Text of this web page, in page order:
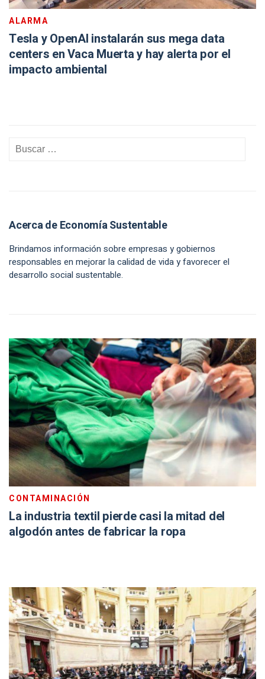
ALARMA
Tesla y OpenAI instalarán sus mega data
centers en Vaca Muerta y hay alerta por el
impacto ambiental
Acerca de Economía Sustentable
Brindamos información sobre empresas y gobiernos
responsables en mejorar la calidad de vida y favorecer el
desarrollo social sustentable.
CONTAMINACIÓN
La industria textil pierde casi la mitad del
algodón antes de fabricar la ropa